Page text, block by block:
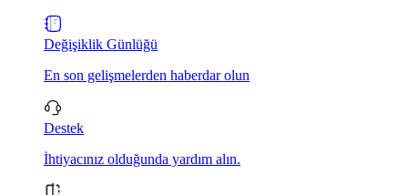
Değişiklik Günlüğü
En son gelişmelerden haberdar olun
Destek
İhtiyacınız olduğunda yardım alın.